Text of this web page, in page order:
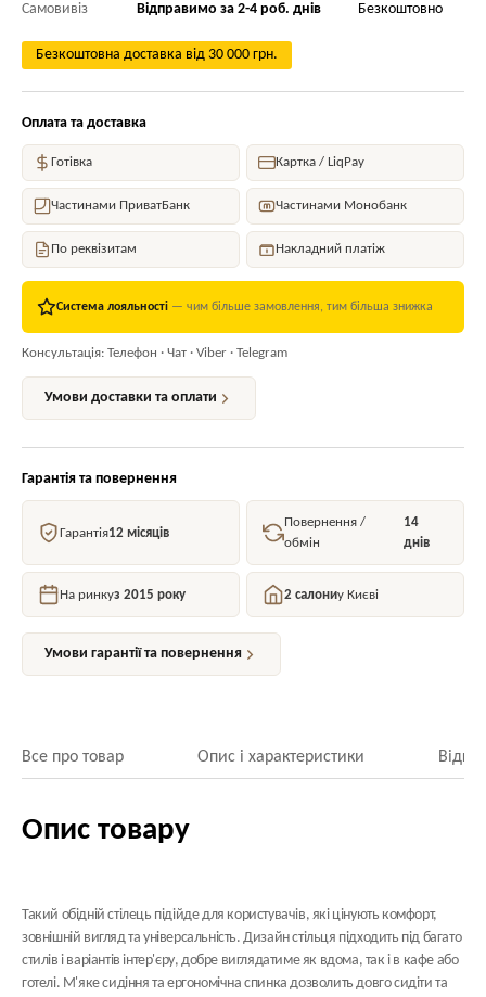
Самовивіз Відправимо за 2-4 роб. днів Безкоштовно
Безкоштовна доставка від 30 000 грн.
Оплата та доставка
Готівка Картка / LiqPay
Частинами ПриватБанк Частинами Монобанк
По реквізитам Накладний платіж
Система лояльності — чим більше замовлення, тим більша знижка
Консультація: Телефон · Чат · Viber · Telegram
Умови доставки та оплати
Гарантія та повернення
Гарантія12 місяців
Повернення /
обмін
14
днів
На ринкуз 2015 року 2 салониу Києві
Умови гарантії та повернення
Все про товар Опис і характеристики
Опис товару
Такий обідній стілець підійде для користувачів, які цінують комфорт,
зовнішній вигляд та універсальність. Дизайн стільця підходить під багато
стилів і варіантів інтер'єру, добре виглядатиме як вдома, так і в кафе або
готелі. М'яке сидіння та ергономічна спинка дозволить довго сидіти та